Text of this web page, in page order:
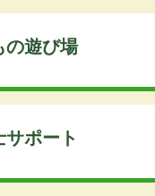
の遊び場
ポート